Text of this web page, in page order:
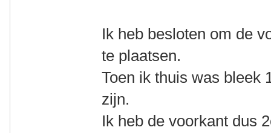
Ik heb besloten om de
te plaatsen.
Toen ik thuis was bleek
zijn.
Ik heb de voorkant dus